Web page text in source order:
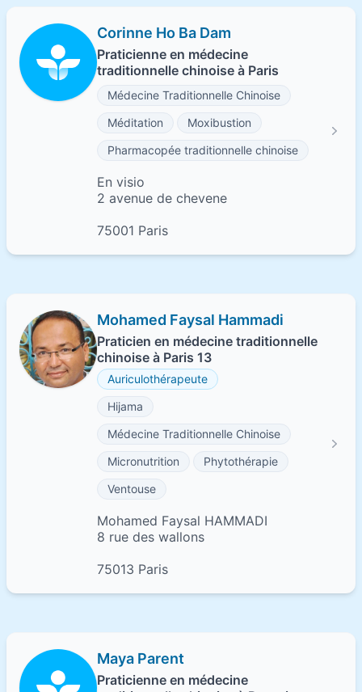
Corinne Ho Ba Dam
Praticienne en médecine
traditionnelle chinoise à Paris
Médecine Traditionnelle Chinoise
Méditation
Moxibustion
Pharmacopée traditionnelle chinoise
En visio
2 avenue de chevene
75001 Paris
Mohamed Faysal Hammadi
Praticien en médecine traditionnelle
chinoise à Paris 13
Auriculothérapeute
Hijama
Médecine Traditionnelle Chinoise
Micronutrition
Phytothérapie
Ventouse
Mohamed Faysal HAMMADI
8 rue des wallons
75013 Paris
Maya Parent
Praticienne en médecine